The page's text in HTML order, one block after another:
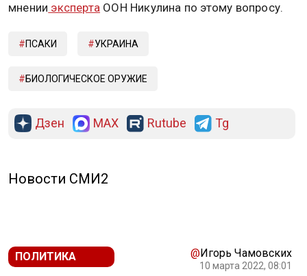
мнении эксперта ООН Никулина по этому вопросу.
ПСАКИ УКРАИНА
БИОЛОГИЧЕСКОЕ ОРУЖИЕ
Дзен MAX Rutube Tg
Новости СМИ2
ПОЛИТИКА @Игорь Чамовских
10 марта 2022, 08:01